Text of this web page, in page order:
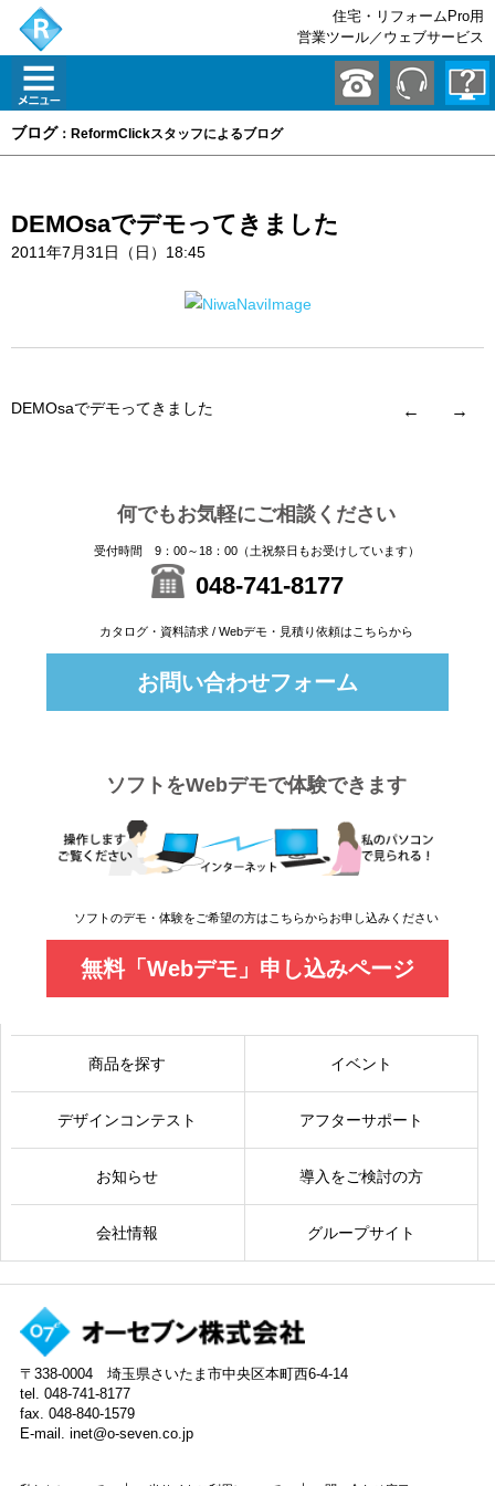
住宅・リフォームPro用
営業ツール／ウェブサービス
ブログ：ReformClickスタッフによるブログ
DEMOsaでデモってきました
2011年7月31日（日）18:45
DEMOsaでデモってきました →
←
何でもお気軽にご相談ください
受付時間 9：00～18：00（土祝祭日もお受けしています）
048-741-8177
カタログ・資料請求 / Webデモ・見積り依頼はこちらから
お問い合わせフォーム
ソフトをWebデモで体験できます
ソフトのデモ・体験をご希望の方はこちらからお申し込みください
無料「Webデモ」申し込みページ
商品を探す イベント
デザインコンテスト アフターサポート
お知らせ 導入をご検討の方
会社情報 グループサイト
〒338-0004 埼玉県さいたま市中央区本町西6-4-14
tel. 048-741-8177
fax. 048-840-1579
E-mail. inet@o-seven.co.jp